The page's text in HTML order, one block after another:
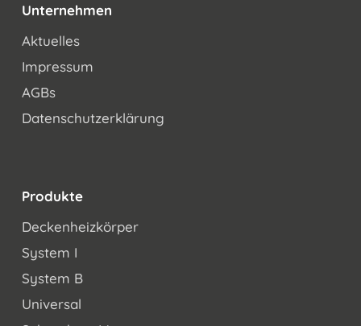
Unternehmen
Aktuelles
Impressum
AGBs
Datenschutzerklärung
Produkte
Deckenheizkörper
System I
System B
Universal